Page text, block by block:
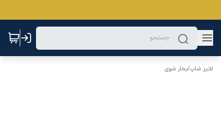
لانیز شاپ/بخار شوی